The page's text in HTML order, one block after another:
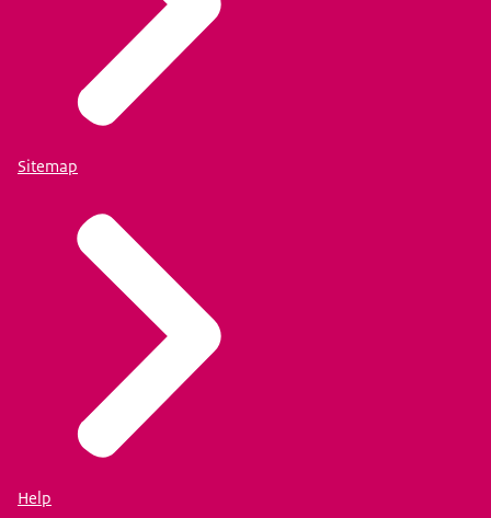
Sitemap
Help